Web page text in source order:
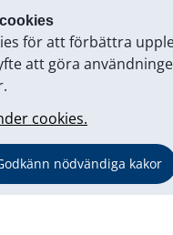
för att förbättra
att göra
cookies.
nödvändiga kakor